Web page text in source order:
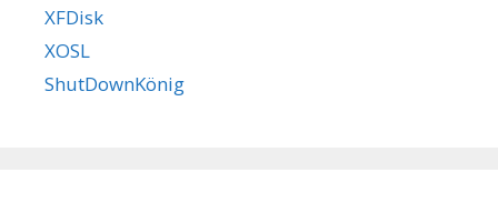
XFDisk
XOSL
ShutDownKönig